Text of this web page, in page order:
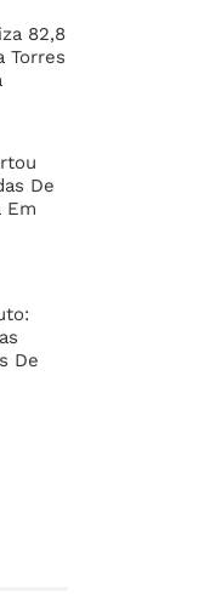
82,8
Torres
De
Em
De